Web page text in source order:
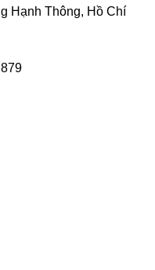
Hạnh Thông, Hồ Chí